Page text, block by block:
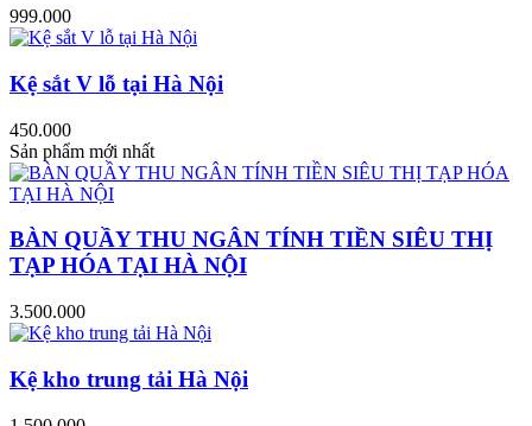
999.000
Kệ sắt V lỗ tại Hà Nội
450.000
Sản phẩm mới nhất
BÀN QUẦY THU NGÂN TÍNH TIỀN SIÊU THỊ
TẠP HÓA TẠI HÀ NỘI
3.500.000
Kệ kho trung tải Hà Nội